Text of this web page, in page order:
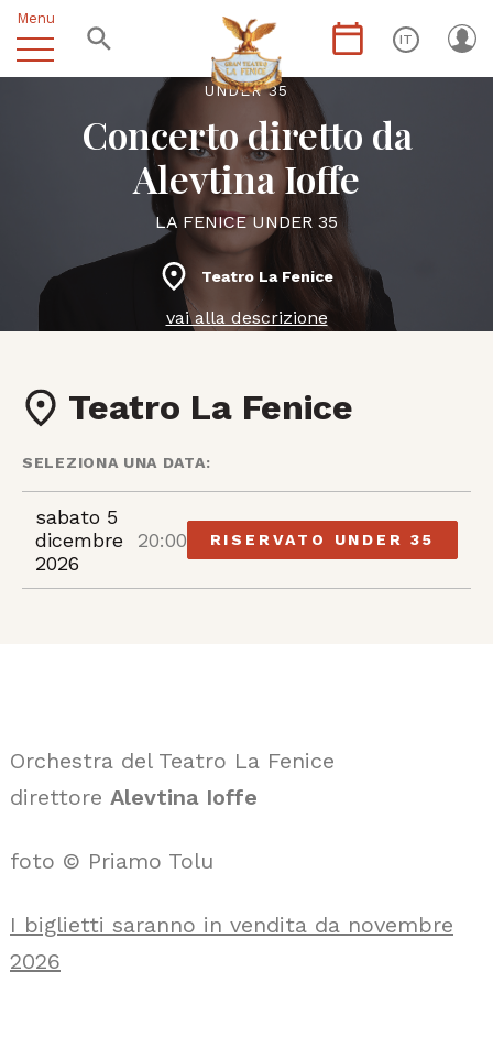
Menu
IT
UNDER 35
Concerto diretto da
Alevtina Ioffe
LA FENICE UNDER 35
Teatro La Fenice
vai alla descrizione
Teatro La Fenice
SELEZIONA UNA DATA:
sabato 5
dicembre
2026
20:00 RISERVATO UNDER 35
Orchestra del Teatro La Fenice
direttore Alevtina Ioffe
foto © Priamo Tolu
I biglietti saranno in vendita da novembre
2026